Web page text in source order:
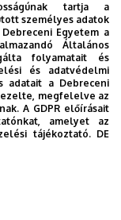
tartja a
személyes adatok
Egyetem a
Általános
folyamatait és
és adatvédelmi
adatait a Debreceni
megfelelve az
A GDPR előírásait
amelyet az
tájékoztató. DE